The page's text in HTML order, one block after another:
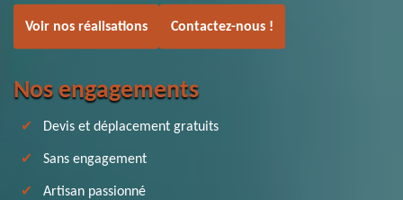
Voir nos réalisations Contactez-nous !
Nos engagements
Devis et déplacement gratuits
Sans engagement
Artisan passionné